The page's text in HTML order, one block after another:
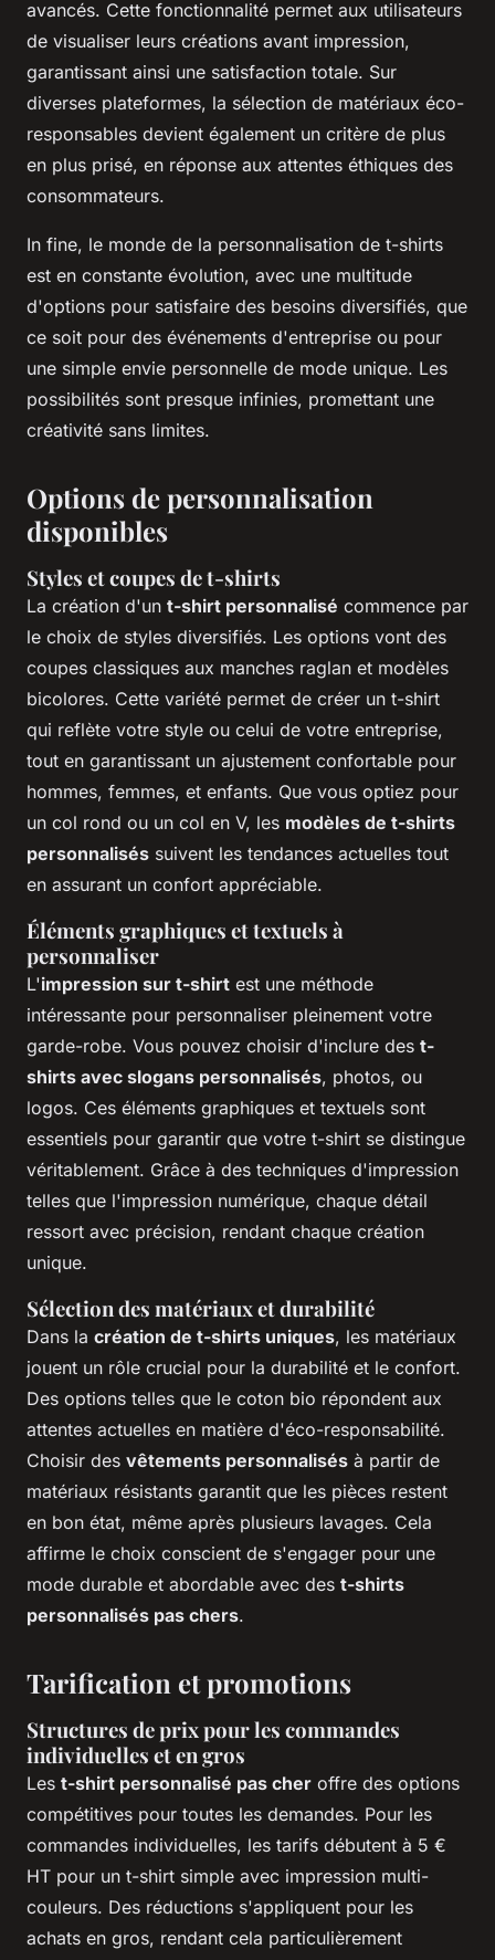
avancés. Cette fonctionnalité permet aux utilisateurs
de visualiser leurs créations avant impression,
garantissant ainsi une satisfaction totale. Sur
diverses plateformes, la sélection de matériaux éco-
responsables devient également un critère de plus
en plus prisé, en réponse aux attentes éthiques des
consommateurs.
In fine, le monde de la personnalisation de t-shirts
est en constante évolution, avec une multitude
d'options pour satisfaire des besoins diversifiés, que
ce soit pour des événements d'entreprise ou pour
une simple envie personnelle de mode unique. Les
possibilités sont presque infinies, promettant une
créativité sans limites.
Options de personnalisation
disponibles
Styles et coupes de t-shirts
La création d'un t-shirt personnalisé commence par
le choix de styles diversifiés. Les options vont des
coupes classiques aux manches raglan et modèles
bicolores. Cette variété permet de créer un t-shirt
qui reflète votre style ou celui de votre entreprise,
tout en garantissant un ajustement confortable pour
hommes, femmes, et enfants. Que vous optiez pour
un col rond ou un col en V, les modèles de t-shirts
personnalisés suivent les tendances actuelles tout
en assurant un confort appréciable.
Éléments graphiques et textuels à
personnaliser
L'impression sur t-shirt est une méthode
intéressante pour personnaliser pleinement votre
garde-robe. Vous pouvez choisir d'inclure des t-
shirts avec slogans personnalisés, photos, ou
logos. Ces éléments graphiques et textuels sont
essentiels pour garantir que votre t-shirt se distingue
véritablement. Grâce à des techniques d'impression
telles que l'impression numérique, chaque détail
ressort avec précision, rendant chaque création
unique.
Sélection des matériaux et durabilité
Dans la création de t-shirts uniques, les matériaux
jouent un rôle crucial pour la durabilité et le confort.
Des options telles que le coton bio répondent aux
attentes actuelles en matière d'éco-responsabilité.
Choisir des vêtements personnalisés à partir de
matériaux résistants garantit que les pièces restent
en bon état, même après plusieurs lavages. Cela
affirme le choix conscient de s'engager pour une
mode durable et abordable avec des t-shirts
personnalisés pas chers.
Tarification et promotions
Structures de prix pour les commandes
individuelles et en gros
Les t-shirt personnalisé pas cher offre des options
compétitives pour toutes les demandes. Pour les
commandes individuelles, les tarifs débutent à 5 €
HT pour un t-shirt simple avec impression multi-
couleurs. Des réductions s'appliquent pour les
achats en gros, rendant cela particulièrement